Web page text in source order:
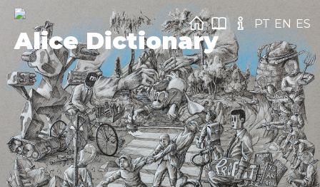
Alice Dictionary
PT EN ES